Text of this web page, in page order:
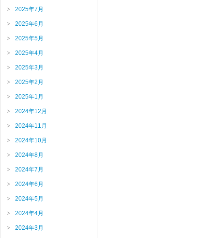
2025年7月
2025年6月
2025年5月
2025年4月
2025年3月
2025年2月
2025年1月
2024年12月
2024年11月
2024年10月
2024年8月
2024年7月
2024年6月
2024年5月
2024年4月
2024年3月